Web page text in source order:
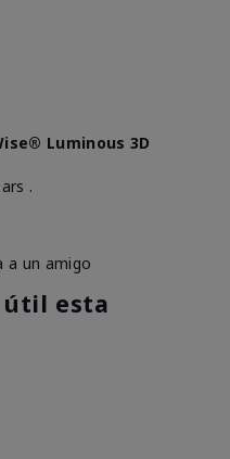
Luminous 3D
.
a un amigo
útil esta